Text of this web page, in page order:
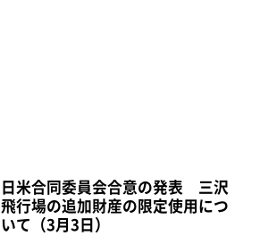
日米合同委員会合意の発表 三沢
飛行場の追加財産の限定使用につ
いて（3月3日）